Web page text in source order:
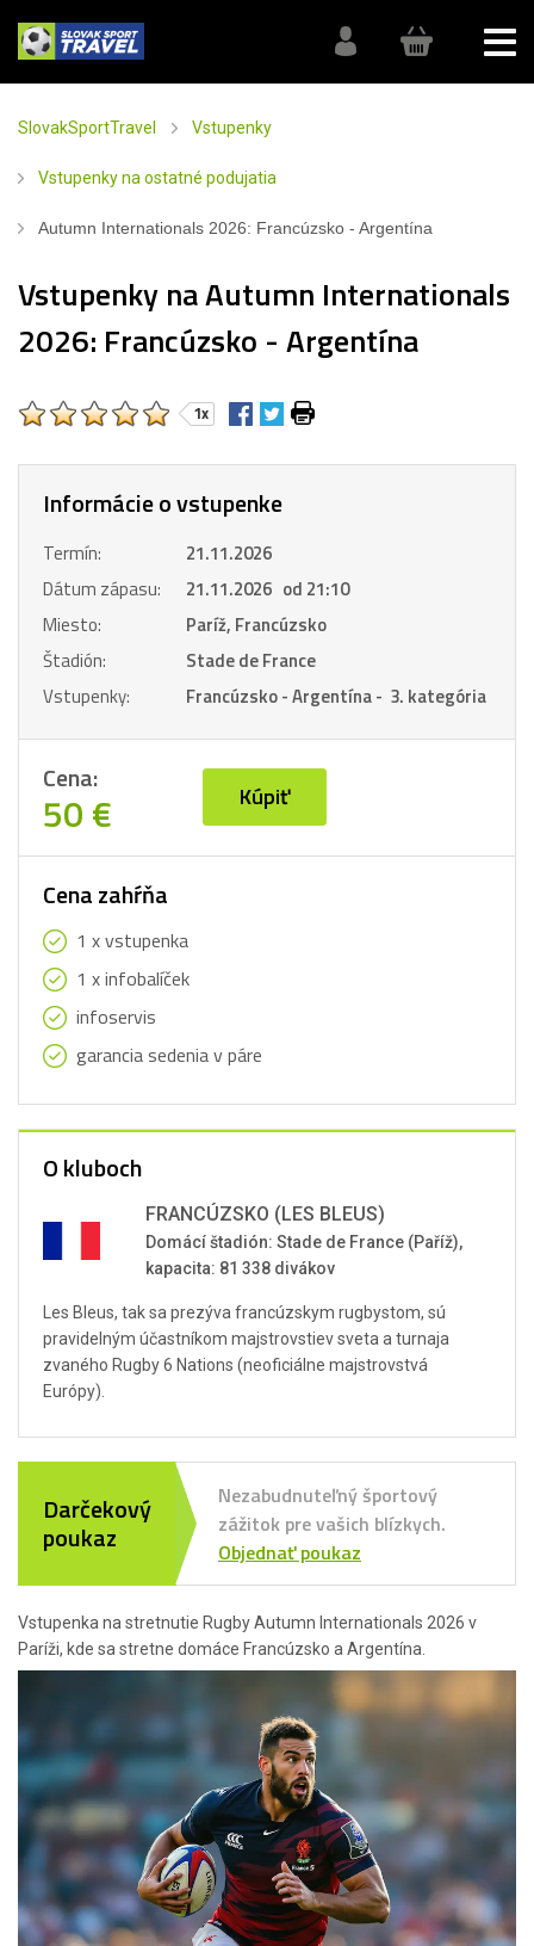
SlovakSportTravel Vstupenky
Vstupenky na ostatné podujatia
Autumn Internationals 2026: Francúzsko - Argentína
Vstupenky na Autumn Internationals
2026: Francúzsko - Argentína
1x
Vstupenka na stretnutie Rugby Autumn Internationals 2026 v
Paríži, kde sa stretne domáce Francúzsko a Argentína.
Informácie o vstupenke
Termín:
21.11.2026
Dátum zápasu:
21.11.2026 od 21:10
Miesto:
Paríž, Francúzsko
Štadión:
Stade de France
Vstupenky:
Francúzsko - Argentína - 3. kategória
Cena:
50 € Kúpiť
Cena zahŕňa
1 x vstupenka
1 x infobalíček
infoservis
garancia sedenia v páre
O kluboch
FRANCÚZSKO (LES BLEUS)
Domácí štadión: Stade de France (Paříž),
kapacita: 81 338 divákov
Les Bleus, tak sa prezýva francúzskym rugbystom, sú
pravidelným účastníkom majstrovstiev sveta a turnaja
zvaného Rugby 6 Nations (neoficiálne majstrovstvá
Európy).
Darčekový
poukaz
Nezabudnuteľný športový
zážitok pre vašich blízkych.
Objednať poukaz